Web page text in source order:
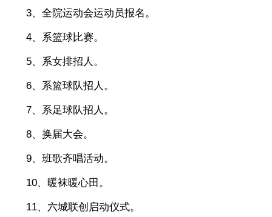
3、全院运动会运动员报名。
4、系篮球比赛。
5、系女排招人。
6、系篮球队招人。
7、系足球队招人。
8、换届大会。
9、班歌齐唱活动。
10、暖袜暖心田。
11、六城联创启动仪式。